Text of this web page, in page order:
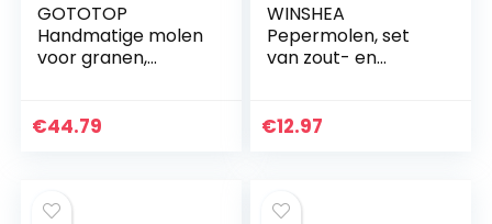
GOTOTOP
Handmatige molen
voor granen,
schaalvruchten.
€44.79
WINSHEA
Pepermolen, set
van zout- en
keramisch
€12.97